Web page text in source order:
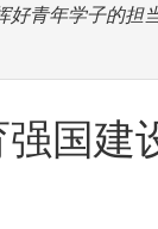
好青年学子的担
国建